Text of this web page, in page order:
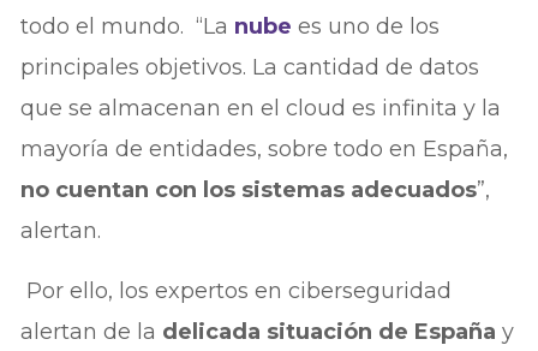
todo el mundo. “La nubees uno de los
principales objetivos. La cantidad de datos
que se almacenan en el cloud es infinita y la
mayoría de entidades, sobre todo en España,
no cuentan con los sistemas adecuados”,
alertan.
Por ello, los expertos en ciberseguridad
alertan de la delicada situación de España y